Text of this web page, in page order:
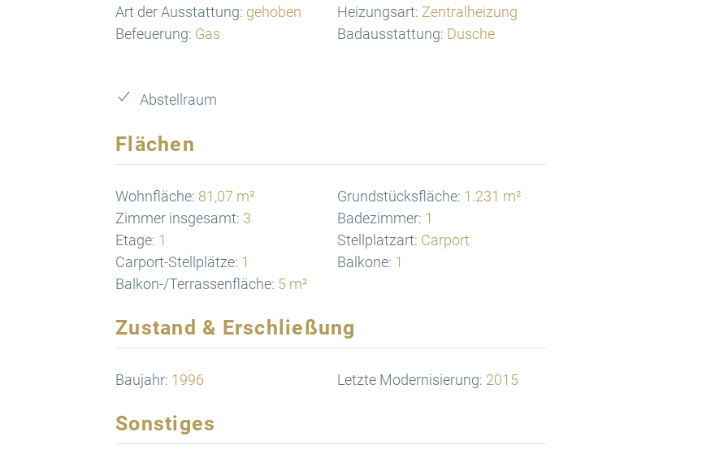
Art der Ausstattung: gehoben Heizungsart: Zentralheizung
Befeuerung: Gas Badausstattung: Dusche
Abstellraum
Flächen
Wohnfläche: 81,07 m² Grundstücksfläche: 1.231 m²
Zimmer insgesamt: 3 Badezimmer: 1
Etage: 1 Stellplatzart: Carport
Carport-Stellplätze: 1 Balkone: 1
Balkon-/Terrassenfläche: 5 m²
Zustand & Erschließung
Baujahr: 1996 Letzte Modernisierung: 2015
Sonstiges